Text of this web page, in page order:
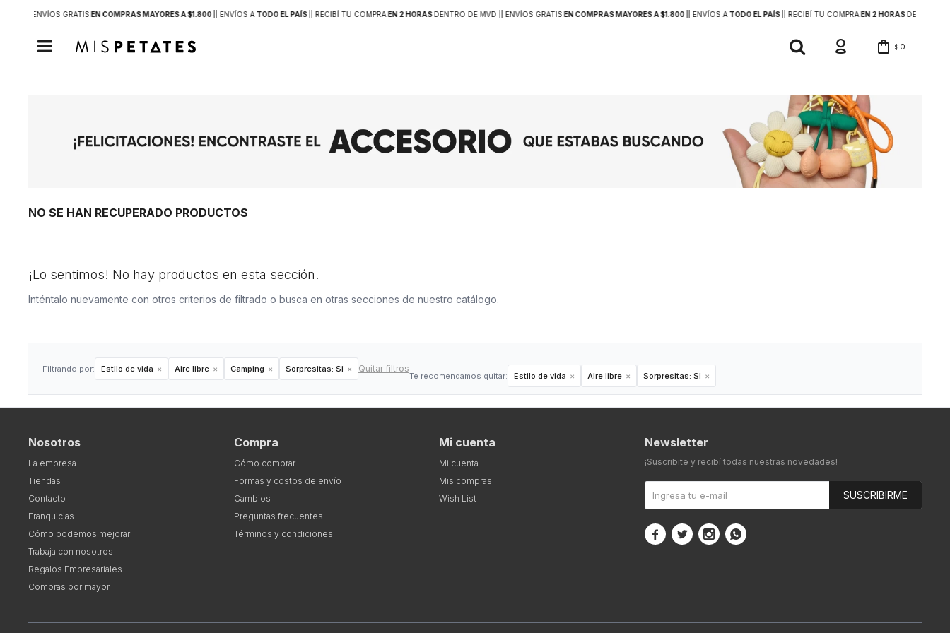
| ENVÍOS GRATISEN COMPRAS MAYORES A $1.800| | ENVÍOS ATODO EL PAÍS| | RECIBÍ TU COMPRAEN 2 HORASDENTRO DE MVD | | ENVÍOS GRATISEN COMPRAS MAYORES A $1.800| | ENVÍOS ATODO EL PAÍS| | RECIBÍ TU COMPRAEN 2 HORASDENTRO DE
 $ 0
NO SE HAN RECUPERADO PRODUCTOS
¡Lo sentimos! No hay productos en esta sección.
Inténtalo nuevamente con otros criterios de filtrado o busca en otras secciones de nuestro catálogo.
Filtrando por: Estilo de vida Aire libre Camping Sorpresitas: Si Quitar filtros
Te recomendamos quitar: Estilo de vida Aire libre Sorpresitas: Si
Nosotros
La empresa
Tiendas
Contacto
Franquicias
Cómo podemos mejorar
Trabaja con nosotros
Regalos Empresariales
Compras por mayor
Compra
Cómo comprar
Formas y costos de envío
Cambios
Preguntas frecuentes
Términos y condiciones
Mi cuenta
Mi cuenta
Mis compras
Wish List
Newsletter
¡Suscribite y recibí todas nuestras novedades!
SUSCRIBIRME
   